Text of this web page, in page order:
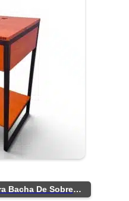
Vanitorio Compacto Para Bacha De Sobreponer